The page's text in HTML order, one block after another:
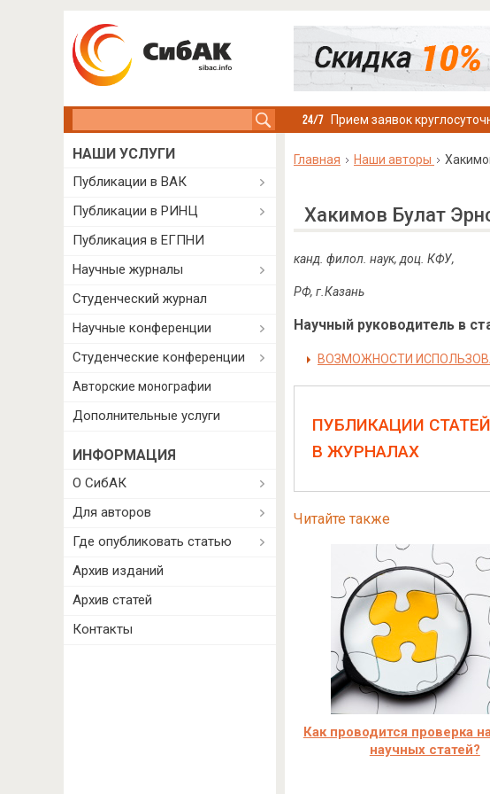
Прием заявок
Главная Наши авторы
Хакимов Булат
канд. филол. наук, доц. КФУ,
РФ, г.Казань
Научный руководитель в
ВОЗМОЖНОСТИ
ПУБЛИКАЦИИ СТАТЕЙ
В ЖУРНАЛАХ
Читайте также
Как проводится проверка
научных статей?
НАШИ УСЛУГИ
Публикации в ВАК
Публикации в РИНЦ
Публикация в ЕГПНИ
Научные журналы
Студенческий журнал
Научные конференции
Студенческие конференции
Авторские монографии
Дополнительные услуги
ИНФОРМАЦИЯ
О СибАК
Для авторов
Где опубликовать статью
Архив изданий
Архив статей
Контакты